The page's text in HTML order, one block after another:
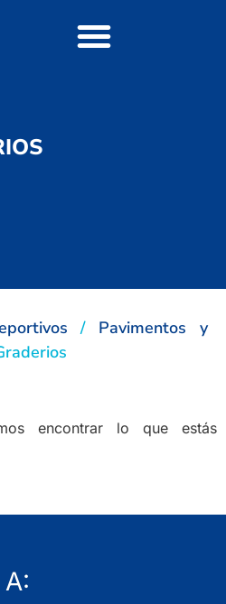
/ Pavimentos y
encontrar lo que estás